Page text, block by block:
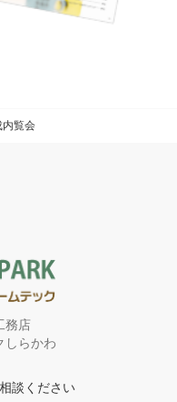
内覧会
務店
しらかわ
談ください